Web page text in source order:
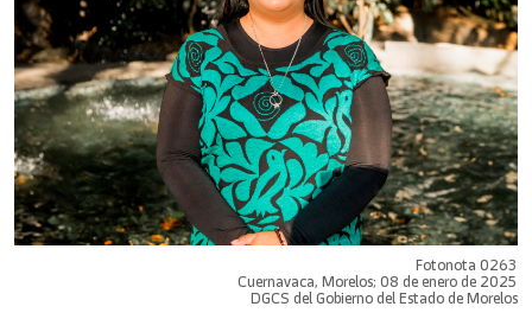
Fotonota 0263
Cuernavaca, Morelos; 08 de enero de 2025
DGCS del Gobierno del Estado de Morelos